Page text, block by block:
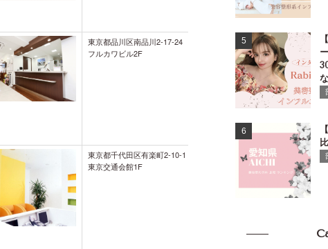
東京都品川区南品川2-17-24
フルカワビル2F
9：30 ～ 18：30
休診日：木、土、日、祝
東京都千代田区有楽町2-10-1
東京交通会館1F
10：00 ～ 22：00
¥990